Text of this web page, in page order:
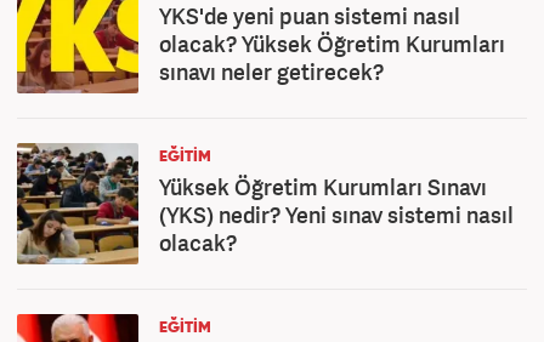
YKS'de yeni puan sistemi nasıl
olacak? Yüksek Öğretim Kurumları
sınavı neler getirecek?
EĞİTİM
Yüksek Öğretim Kurumları Sınavı
(YKS) nedir? Yeni sınav sistemi nasıl
olacak?
EĞİTİM